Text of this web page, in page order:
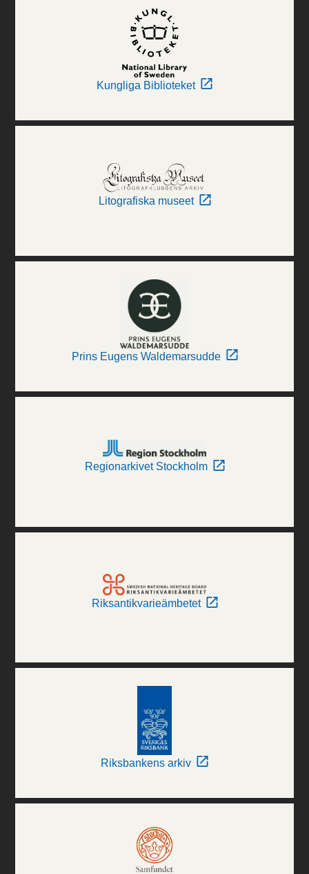
Kungliga Biblioteket
Litografiska museet
Prins Eugens Waldemarsudde
Regionarkivet Stockholm
Riksantikvarieämbetet
Riksbankens arkiv